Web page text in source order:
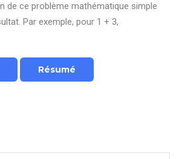
de ce problème mathématique simple
Par exemple, pour 1 + 3,